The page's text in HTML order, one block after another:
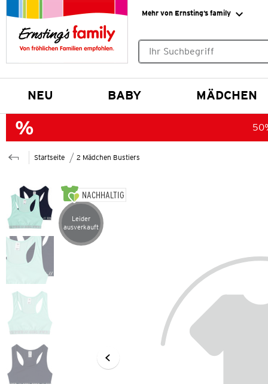
Mehr von Ernsting’s family
NEU BABY MÄDCHEN
Startseite 2 Mädchen Bustiers
NACHHALTIG
Artikel leider ausverkauft
Leider
ausverkauft